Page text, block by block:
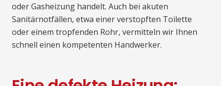
oder Gasheizung handelt. Auch bei akuten
Sanitärnotfällen, etwa einer verstopften Toilette
oder einem tropfenden Rohr, vermitteln wir Ihnen
schnell einen kompetenten Handwerker.